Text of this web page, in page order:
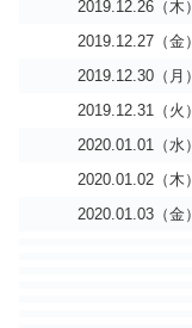
2019.12.26（木）
2019.12.27（金）
2019.12.30（月）
2019.12.31（火）
2020.01.01（水）
2020.01.02（木）
2020.01.03（金）